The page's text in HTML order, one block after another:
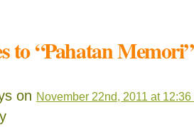
to “Pahatan Memori”
on November 22nd, 2011 at 12:36